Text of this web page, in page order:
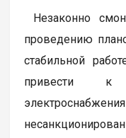
Незаконно
проведению
стабильной
привести к